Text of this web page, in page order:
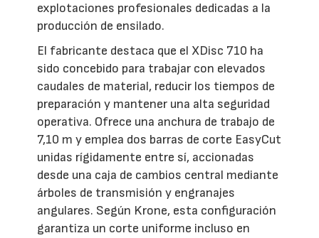
explotaciones profesionales dedicadas a la
producción de ensilado.
El fabricante destaca que el XDisc 710 ha
sido concebido para trabajar con elevados
caudales de material, reducir los tiempos de
preparación y mantener una alta seguridad
operativa. Ofrece una anchura de trabajo de
7,10 m y emplea dos barras de corte EasyCut
unidas rígidamente entre sí, accionadas
desde una caja de cambios central mediante
árboles de transmisión y engranajes
angulares. Según Krone, esta configuración
garantiza un corte uniforme incluso en